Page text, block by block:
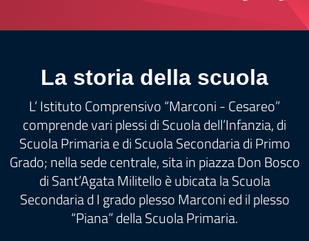
La storia della scuola
L’ Istituto Comprensivo “Marconi - Cesareo”
comprende vari plessi di Scuola dell’Infanzia, di
Scuola Primaria e di Scuola Secondaria di Primo
Grado; nella sede centrale, sita in piazza Don Bosco
di Sant’Agata Militello è ubicata la Scuola
Secondaria d I grado plesso Marconi ed il plesso
“Piana” della Scuola Primaria.